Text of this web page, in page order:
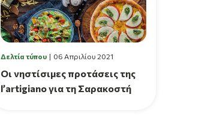
Δελτία τύπου 06 Απριλίου 2021
Οι νηστίσιμες προτάσεις της
l’artigiano για τη Σαρακοστή